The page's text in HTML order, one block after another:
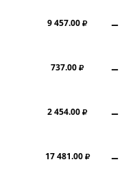
9 457.00 –
737.00 –
2 454.00 –
17 481.00 –